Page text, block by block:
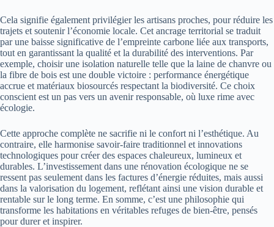
Cela signifie également privilégier les artisans proches, pour réduire les
trajets et soutenir l’économie locale. Cet ancrage territorial se traduit
par une baisse significative de l’empreinte carbone liée aux transports,
tout en garantissant la qualité et la durabilité des interventions. Par
exemple, choisir une isolation naturelle telle que la laine de chanvre ou
la fibre de bois est une double victoire : performance énergétique
accrue et matériaux biosourcés respectant la biodiversité. Ce choix
conscient est un pas vers un avenir responsable, où luxe rime avec
écologie.
Cette approche complète ne sacrifie ni le confort ni l’esthétique. Au
contraire, elle harmonise savoir-faire traditionnel et innovations
technologiques pour créer des espaces chaleureux, lumineux et
durables. L’investissement dans une rénovation écologique ne se
ressent pas seulement dans les factures d’énergie réduites, mais aussi
dans la valorisation du logement, reflétant ainsi une vision durable et
rentable sur le long terme. En somme, c’est une philosophie qui
transforme les habitations en véritables refuges de bien-être, pensés
pour durer et inspirer.